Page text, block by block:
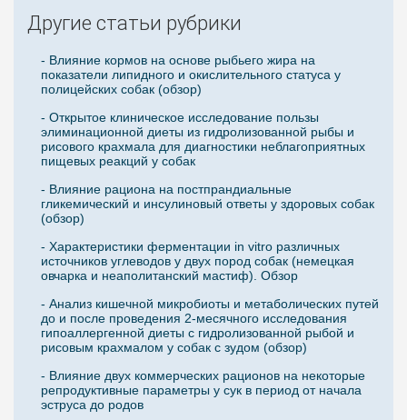
Другие статьи рубрики
- Влияние кормов на основе рыбьего жира на
показатели липидного и окислительного статуса у
полицейских собак (обзор)
- Открытое клиническое исследование пользы
элиминационной диеты из гидролизованной рыбы и
рисового крахмала для диагностики неблагоприятных
пищевых реакций у собак
- Влияние рациона на постпрандиальные
гликемический и инсулиновый ответы у здоровых собак
(обзор)
- Характеристики ферментации in vitro различных
источников углеводов у двух пород собак (немецкая
овчарка и неаполитанский мастиф). Обзор
- Анализ кишечной микробиоты и метаболических путей
до и после проведения 2-месячного исследования
гипоаллергенной диеты с гидролизованной рыбой и
рисовым крахмалом у собак с зудом (обзор)
- Влияние двух коммерческих рационов на некоторые
репродуктивные параметры у сук в период от начала
эструса до родов